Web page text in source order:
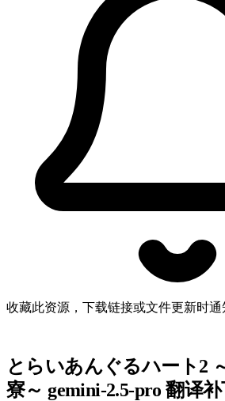
收藏此资源，下载链接或文件更新时通
とらいあんぐるハート2
寮～ gemini-2.5-pro 翻译